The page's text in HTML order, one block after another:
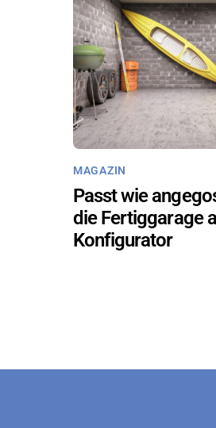
MA­GA­ZIN
Passt wie
die Fer­tig­ga­ra­ge
Kon­fi­gu­ra­tor